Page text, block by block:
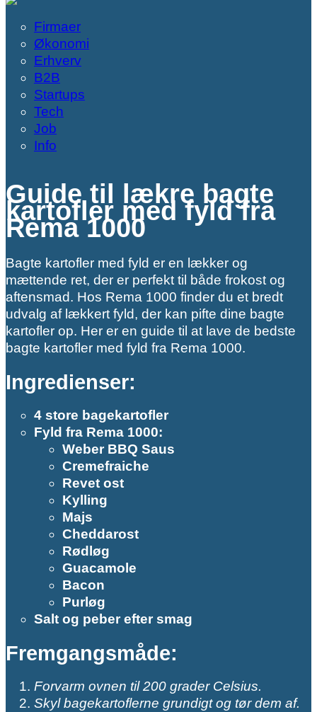
Firmaer
Økonomi
Erhverv
B2B
Startups
Tech
Job
Info
Guide til lækre bagte
kartofler med fyld fra
Rema 1000
Bagte kartofler med fyld er en lækker og
mættende ret, der er perfekt til både frokost og
aftensmad. Hos Rema 1000 finder du et bredt
udvalg af lækkert fyld, der kan pifte dine bagte
kartofler op. Her er en guide til at lave de bedste
bagte kartofler med fyld fra Rema 1000.
Ingredienser:
4 store bagekartofler
Fyld fra Rema 1000:
Weber BBQ Saus
Cremefraiche
Revet ost
Kylling
Majs
Cheddarost
Rødløg
Guacamole
Bacon
Purløg
Salt og peber efter smag
Fremgangsmåde:
Forvarm ovnen til 200 grader Celsius.
Skyl bagekartoflerne grundigt og tør dem af.